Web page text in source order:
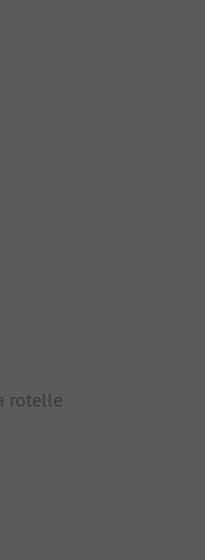
rotelle